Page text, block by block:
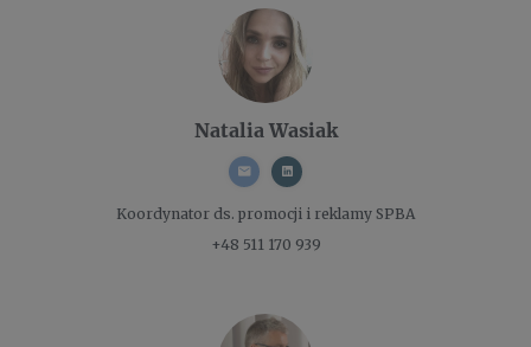
Natalia Wasiak
Koordynator ds. promocji i reklamy SPBA
+48 511 170 939